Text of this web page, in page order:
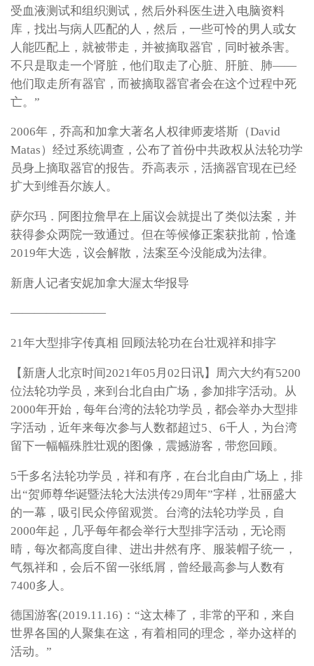
受血液测试和组织测试，然后外科医生进入电脑资料
库，找出与病人匹配的人，然后，一些可怜的男人或女
人能匹配上，就被带走，并被摘取器官，同时被杀害。
不只是取走一个肾脏，他们取走了心脏、肝脏、肺——
他们取走所有器官，而被摘取器官者会在这个过程中死
亡。”
2006年，乔高和加拿大著名人权律师麦塔斯（David
Matas）经过系统调查，公布了首份中共政权从法轮功学
员身上摘取器官的报告。乔高表示，活摘器官现在已经
扩大到维吾尔族人。
萨尔玛．阿图拉詹早在上届议会就提出了类似法案，并
获得参众两院一致通过。但在等候修正案获批前，恰逢
2019年大选，议会解散，法案至今没能成为法律。
新唐人记者安妮加拿大渥太华报导
————————
21年大型排字传真相 回顾法轮功在台壮观祥和排字
【新唐人北京时间2021年05月02日讯】周六大约有5200
位法轮功学员，来到台北自由广场，参加排字活动。从
2000年开始，每年台湾的法轮功学员，都会举办大型排
字活动，近年来每次参与人数都超过5、6千人，为台湾
留下一幅幅殊胜壮观的图像，震撼游客，带您回顾。
5千多名法轮功学员，祥和有序，在台北自由广场上，排
出“贺师尊华诞暨法轮大法洪传29周年”字样，壮丽盛大
的一幕，吸引民众停留观赏。台湾的法轮功学员，自
2000年起，几乎每年都会举行大型排字活动，无论雨
晴，每次都高度自律、进出井然有序、服装帽子统一，
气氛祥和，会后不留一张纸屑，曾经最高参与人数有
7400多人。
德国游客(2019.11.16)：“这太棒了，非常的平和，来自
世界各国的人聚集在这，有着相同的理念，举办这样的
活动。”